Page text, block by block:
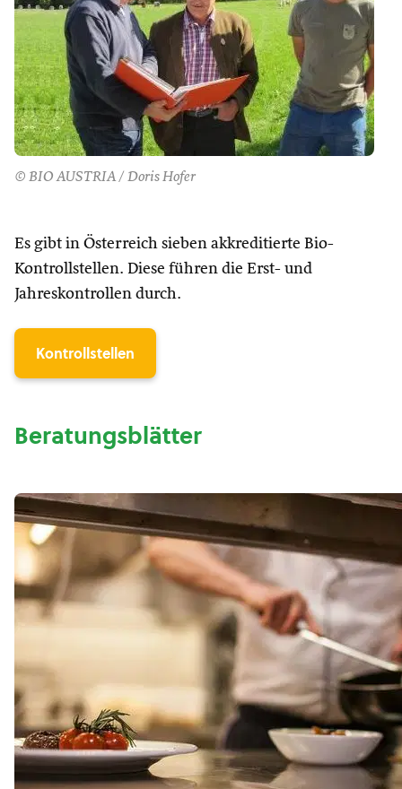
© BIO AUSTRIA / Doris Hofer
Es gibt in Österreich sieben akkreditierte Bio-
Kontrollstellen. Diese führen die Erst- und
Jahreskontrollen durch.
Kontrollstellen
Beratungsblätter